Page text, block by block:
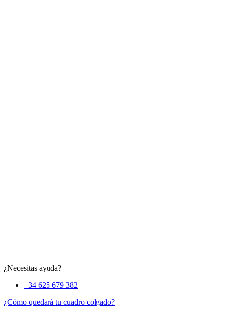
¿Necesitas ayuda?
+34 625 679 382
¿Cómo quedará tu cuadro colgado?